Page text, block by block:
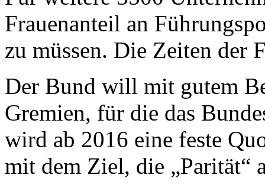
Frauenanteil an
zu müssen. Die Zeiten
Der Bund will mit gutem
Gremien, für die das
wird ab 2016 eine feste
mit dem Ziel, die „Parität“